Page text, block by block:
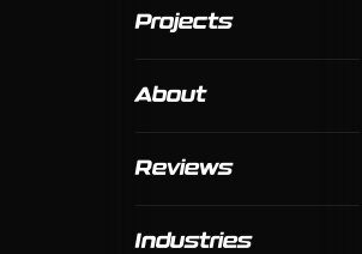
Projects
About
Reviews
Industries